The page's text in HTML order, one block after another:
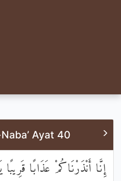
Ayat 40
إِنَّا أَنْذَرْنَاكُمْ عَذَابًا قَرِيبًا